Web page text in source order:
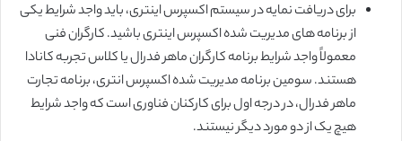
برای دریافت نمایه در سیستم اکسپرس اینتری، باید واجد شرایط یکی
از برنامه های مدیریت شده اکسپرس اینتری باشید. کارگران فنی
معمولاً واجد شرایط برنامه کارگران ماهر فدرال یا کلاس تجربه کانادا
هستند. سومین برنامه مدیریت شده اکسپرس انتری، برنامه تجارت
ماهر فدرال، در درجه اول برای کارکنان فناوری است که واجد شرایط
هیچ یک از دو مورد دیگر نیستند.